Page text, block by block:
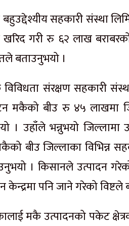
बहुउद्देश्यीय सहकारी संस्था
गरी रु ६२ लाख बराबरको
बताउनुभयो ।
संरक्षण सहकारी
मकैको बीउ रु ४५ लाखमा
। उहाँले भन्नुभयो जिल्लामा
बीउ जिल्लाका विभिन्न
। किसानले उत्पादन
पनि जाने गरेको विष्टले
मकै उत्पादनको पकेट